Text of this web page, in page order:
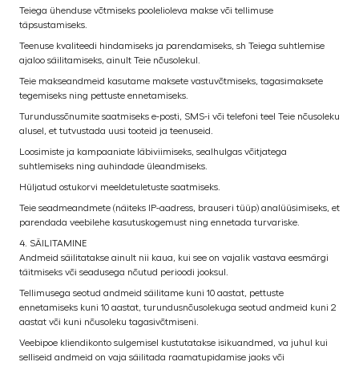
Teiega ühenduse võtmiseks poolelioleva makse või tellimuse
täpsustamiseks.
Teenuse kvaliteedi hindamiseks ja parendamiseks, sh Teiega suhtlemise
ajaloo säilitamiseks, ainult Teie nõusolekul.
Teie makseandmeid kasutame maksete vastuvõtmiseks, tagasimaksete
tegemiseks ning pettuste ennetamiseks.
Turundussõnumite saatmiseks e-posti, SMS-i või telefoni teel Teie nõusoleku
alusel, et tutvustada uusi tooteid ja teenuseid.
Loosimiste ja kampaaniate läbiviimiseks, sealhulgas võitjatega
suhtlemiseks ning auhindade üleandmiseks.
Hüljatud ostukorvi meeldetuletuste saatmiseks.
Teie seadmeandmete (näiteks IP-aadress, brauseri tüüp) analüüsimiseks, et
parendada veebilehe kasutuskogemust ning ennetada turvariske.
4. SÄILITAMINE
Andmeid säilitatakse ainult nii kaua, kui see on vajalik vastava eesmärgi
täitmiseks või seadusega nõutud perioodi jooksul.
Tellimusega seotud andmeid säilitame kuni 10 aastat, pettuste
ennetamiseks kuni 10 aastat, turundusnõusolekuga seotud andmeid kuni 2
aastat või kuni nõusoleku tagasivõtmiseni.
Veebipoe kliendikonto sulgemisel kustutatakse isikuandmed, va juhul kui
selliseid andmeid on vaja säilitada raamatupidamise jaoks või